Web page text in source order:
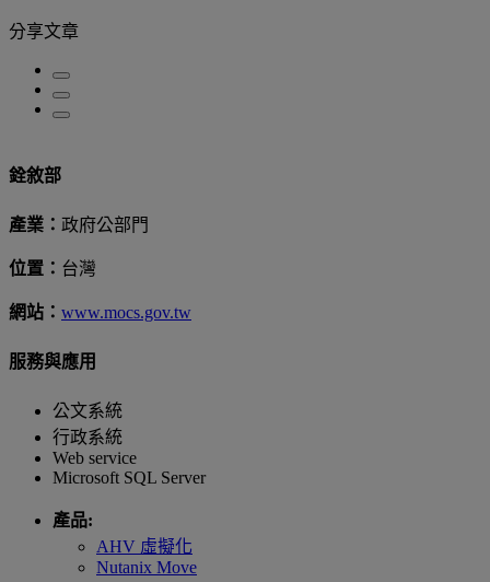
分享文章
銓敘部
產業： 政府公部門
位置： 台灣
網站： www.mocs.gov.tw
服務與應用
公文系統
行政系統
Web service
Microsoft SQL Server
產品:
AHV 虛擬化
Nutanix Move